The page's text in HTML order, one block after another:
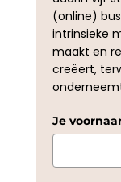
(online)
intrinsieke
maakt en
creëert,
Je